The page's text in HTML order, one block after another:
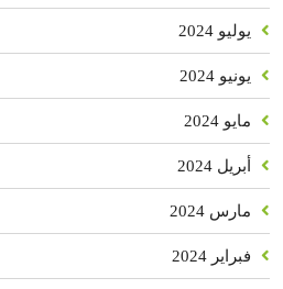
يوليو 2024
يونيو 2024
مايو 2024
أبريل 2024
مارس 2024
فبراير 2024